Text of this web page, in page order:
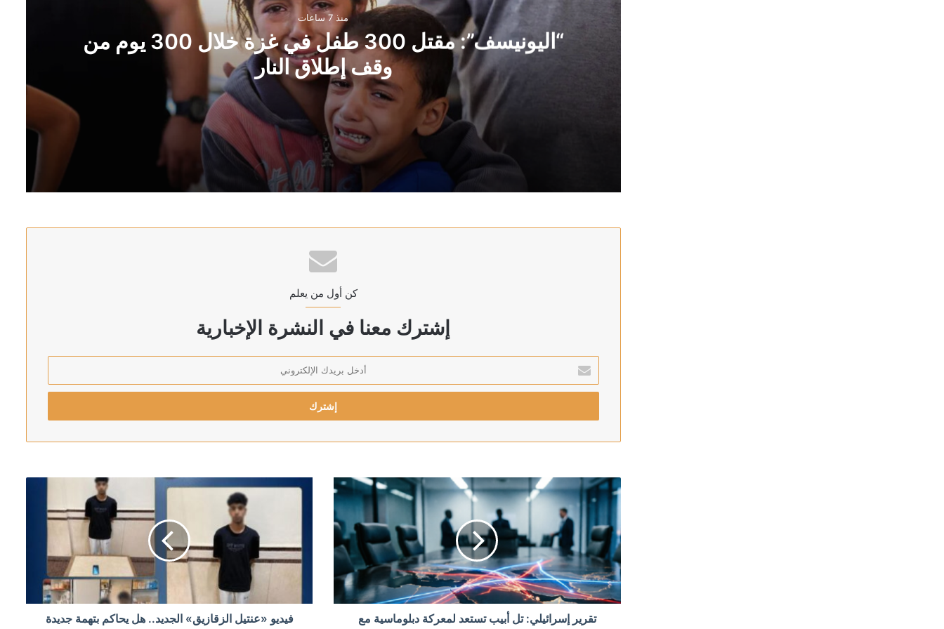
منذ 7 ساعات
“اليونيسف”: مقتل 300 طفل في غزة خلال 300 يوم من
وقف إطلاق النار
وزير الصحة اليمني يعلن مقتل مدنيين اثنين وإصابة 14 آخرين جراء هجمات الحوثيين على مدينة مأرب
الخارجية الباكستانية: توقيع اتفاقية دفاع مشترك بين باكستان والسعودية وتركيا
منذ 10 ساعات
الكويت تخصص 2.5 مليون دولار لدعم الاستجابة الإنسانية في سوريا
كن أول من يعلم
إشترك معنا في النشرة الإخبارية
بريدك
الإلكتروني
تقرير إسرائيلي: تل أبيب تستعد لمعركة دبلوماسية مع
فيديو «عنتيل الزقازيق» الجديد.. هل يحاكم بتهمة جديدة